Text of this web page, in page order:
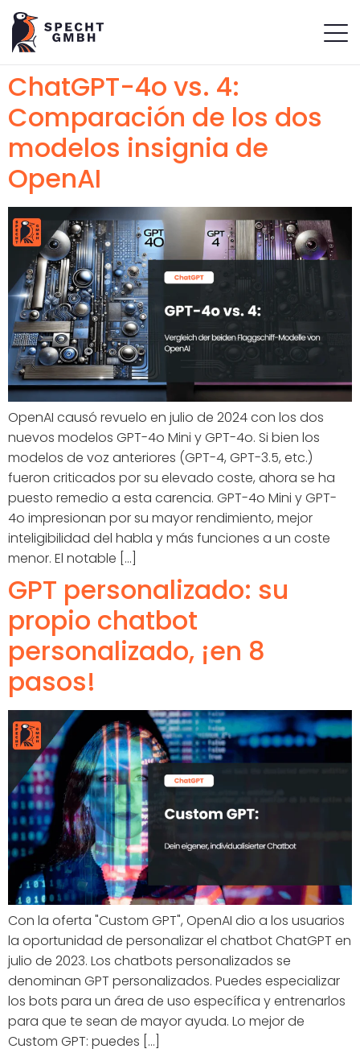
ChatGPT-4o vs. 4:
Comparación de los dos
modelos insignia de
OpenAI
OpenAI causó revuelo en julio de 2024 con los dos
nuevos modelos GPT-4o Mini y GPT-4o. Si bien los
modelos de voz anteriores (GPT-4, GPT-3.5, etc.)
fueron criticados por su elevado coste, ahora se ha
puesto remedio a esta carencia. GPT-4o Mini y GPT-
4o impresionan por su mayor rendimiento, mejor
inteligibilidad del habla y más funciones a un coste
menor. El notable [...]
GPT personalizado: su
propio chatbot
personalizado, ¡en 8
pasos!
Con la oferta "Custom GPT", OpenAI dio a los usuarios
la oportunidad de personalizar el chatbot ChatGPT en
julio de 2023. Los chatbots personalizados se
denominan GPT personalizados. Puedes especializar
los bots para un área de uso específica y entrenarlos
para que te sean de mayor ayuda. Lo mejor de
Custom GPT: puedes [...]